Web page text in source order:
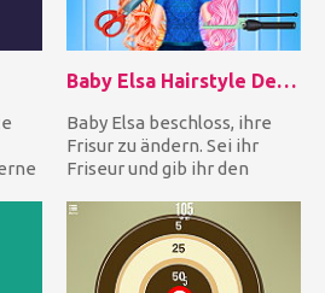
Baby Elsa Hairstyle Design
Baby Elsa beschloss, ihre
Frisur zu ändern. Sei ihr
Friseur und gib ihr den